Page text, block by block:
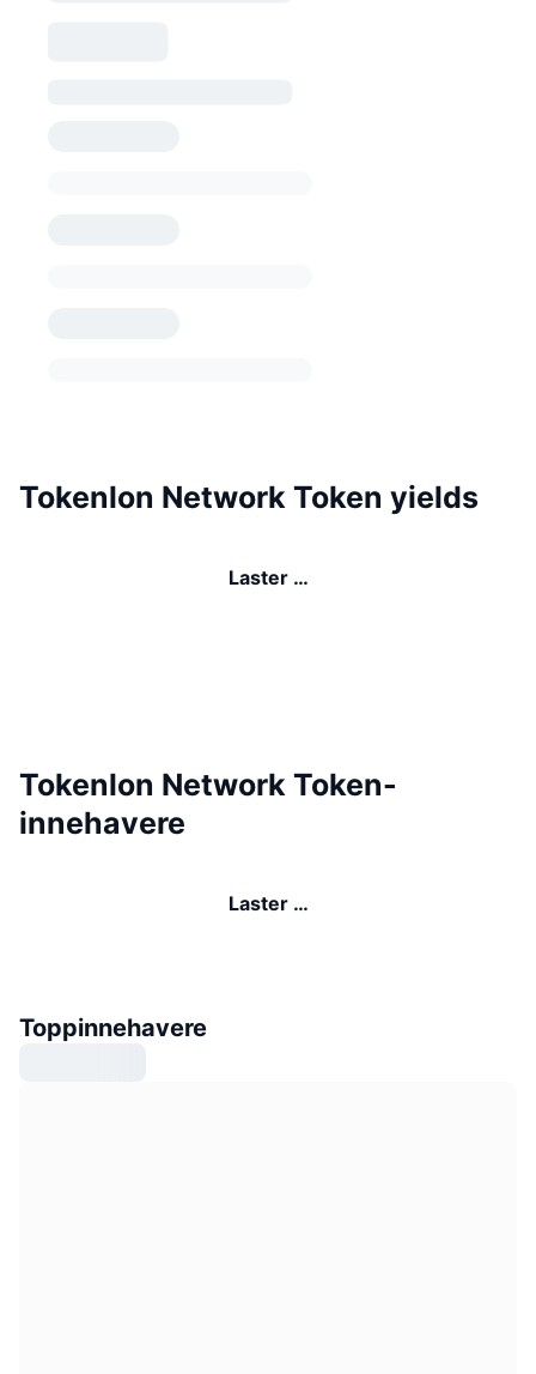
Tokenlon Network Token yields
Laster …
Tokenlon Network Token-
innehavere
Laster …
Toppinnehavere